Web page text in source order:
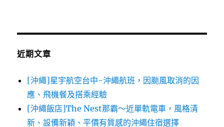
近期文章
[沖繩]星宇航空台中-沖繩航班，因颱風取消的因
應、飛機餐及搭乘經驗
[沖繩飯店]The Nest那霸～近單軌電車，風格清
新、設備新穎、平價有質感的沖繩住宿選擇